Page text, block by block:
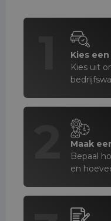
Kies
Kies uit
Maak
Bepaal
en